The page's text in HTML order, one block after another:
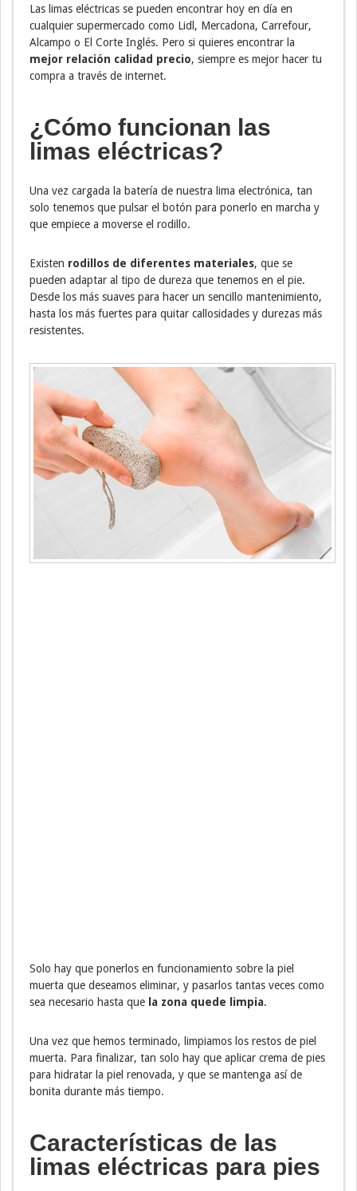
Las limas eléctricas se pueden encontrar hoy en día en
cualquier supermercado como Lidl, Mercadona, Carrefour,
Alcampo o El Corte Inglés. Pero si quieres encontrar la
mejor relación calidad precio, siempre es mejor hacer tu
compra a través de internet.
¿Cómo funcionan las
limas eléctricas?
Una vez cargada la batería de nuestra lima electrónica, tan
solo tenemos que pulsar el botón para ponerlo en marcha y
que empiece a moverse el rodillo.
Existen rodillos de diferentes materiales, que se
pueden adaptar al tipo de dureza que tenemos en el pie.
Desde los más suaves para hacer un sencillo mantenimiento,
hasta los más fuertes para quitar callosidades y durezas más
resistentes.
Solo hay que ponerlos en funcionamiento sobre la piel
muerta que deseamos eliminar, y pasarlos tantas veces como
sea necesario hasta que la zona quede limpia.
Una vez que hemos terminado, limpiamos los restos de piel
muerta. Para finalizar, tan solo hay que aplicar crema de pies
para hidratar la piel renovada, y que se mantenga así de
bonita durante más tiempo.
Características de las
limas eléctricas para pies